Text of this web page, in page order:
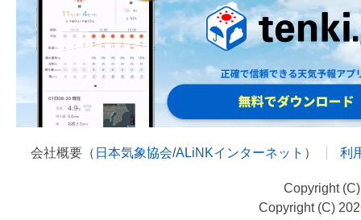
会社概要（ 日本気象協会/ALiNKインターネット ） 利
Copyright
Copyright (C)